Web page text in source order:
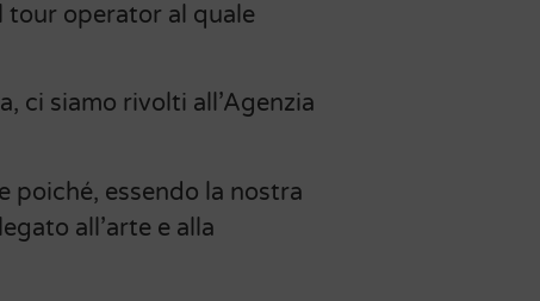
tour operator al quale
ci siamo rivolti all’Agenzia
poiché, essendo la nostra
all’arte e alla